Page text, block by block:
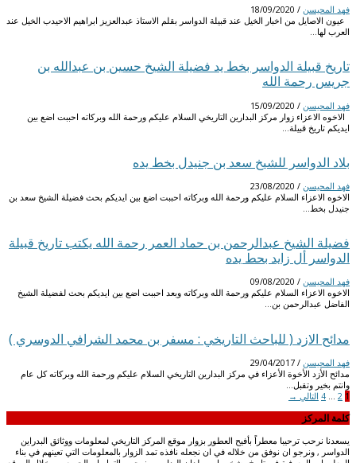
فهد المحيسن /
18/09/2020
عيون الاصايل من اخبار الخيل عند قبيلة الدواسر بقلم الاستاذ عبدالعزيز ابراهيم الاحيدب الخيل عند
العرب لها…
تاريخ قبيلة الدواسر بخط يد فضيلة الشيخ حسين بن عبدالله بن
جريس رحمة الله
فهد المحيسن /
15/09/2020
الاخوه الاعزاء زوار مركز البدارين التاريخي السلام عليكم ورحمة الله وبركاته احببت اضع بين
ايديكم تاريخ قبيلة…
بلاد الدواسر للشيخ سعد بن جنيدل بخط يده
فهد المحيسن /
23/08/2020
الاخوه الاعزاء السلام عليكم ورحمة الله وبركاته احببت اضع بين ايديكم بحث فضيلة الشيخ سعد بن
جنيدل بخط…
فضيلة الشيخ عبدالرحمن بن حماد العمر رحمة الله يكتب تاريخ قبيلة
الدواسر أل زايد بحط يده
فهد المحيسن /
09/08/2020
الاخوه الاعزاء السلام عليكم ورحمة الله وبركاته وبعد احببت اضع بين ايديكم بحث لفضيلة الشيخ
الفاضل عبدالرحمن بن…
مدائح الازد ( للباحث التاريخي : مسفر بن محمد الشرافي الدوسري )
فهد المحيسن /
29/04/2017
‎مدائح الأزد ‎الأخوة الأعزاء في مركز البدارين التاريخي ‎السلام عليكم ورحمة الله وبركاته ‎كل عام
وانتم بخير وتقبل…
1
2
…
4 التالي →
كلمة المركز
يسعدنا نرحب ترحيبا معطراً بأفيح العطور بزوار موقع المركز التاريخي لمعلومات ووثائق البدراين
الدواسر , ونرجو ان نوفق من خلاله في ان نجعله نافذه تمد الزوار بالمعلومات التي تعينهم في بناء